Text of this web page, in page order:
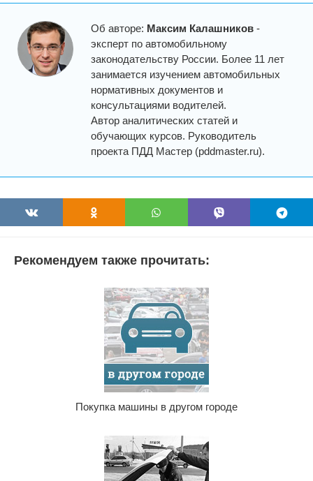
Об авторе: Максим Калашников -
эксперт по автомобильному
законодательству России. Более 11 лет
занимается изучением автомобильных
нормативных документов и
консультациями водителей.
Автор аналитических статей и
обучающих курсов. Руководитель
проекта ПДД Мастер (pddmaster.ru).
Рекомендуем также прочитать:
Покупка машины в другом городе